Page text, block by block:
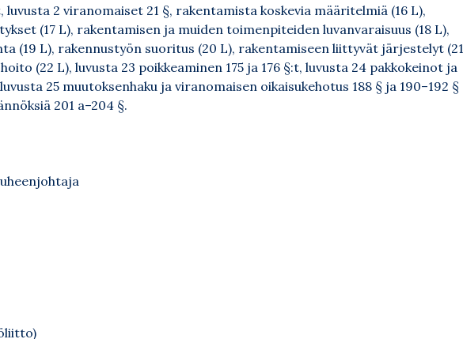
luvusta 2 viranomaiset 21 §, rakentamista koskevia määritelmiä (16 L),
(17 L), rakentamisen ja muiden toimenpiteiden luvanvaraisuus (18 L),
(19 L), rakennustyön suoritus (20 L), rakentamiseen liittyvät järjestelyt (21
(22 L), luvusta 23 poikkeaminen 175 ja 176 §:t, luvusta 24 pakkokeinot ja
25 muutoksenhaku ja viranomaisen oikaisukehotus 188 § ja 190–192 §
201 a–204 §.